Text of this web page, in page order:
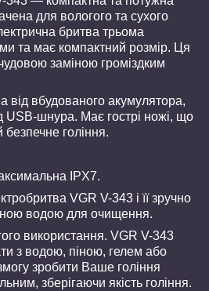
для вологого та сухого
бритва трьома
та має компактний розмір. Ця
заміною громіздким
від вбудованого акумулятора,
USB-шнура. Має гострі ножі, що
безпечне гоління.
IPX7.
VGR V-343 і її зручно
водою для очищення.
використання. VGR V-343
з водою, піною, гелем або
зробити Ваше гоління
зберігаючи якість гоління.